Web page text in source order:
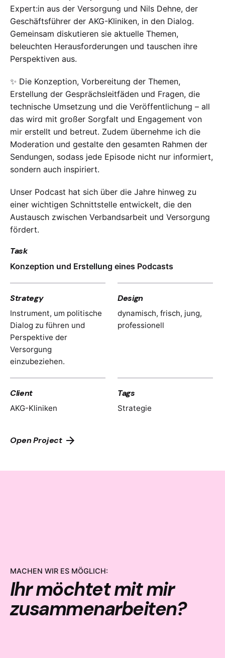
Expert:in aus der Versorgung und Nils Dehne, der
Geschäftsführer der AKG-Kliniken, in den Dialog.
Gemeinsam diskutieren sie aktuelle Themen,
beleuchten Herausforderungen und tauschen ihre
Perspektiven aus.
✨ Die Konzeption, Vorbereitung der Themen,
Erstellung der Gesprächsleitfäden und Fragen, die
technische Umsetzung und die Veröffentlichung – all
das wird mit großer Sorgfalt und Engagement von
mir erstellt und betreut. Zudem übernehme ich die
Moderation und gestalte den gesamten Rahmen der
Sendungen, sodass jede Episode nicht nur informiert,
sondern auch inspiriert.
Unser Podcast hat sich über die Jahre hinweg zu
einer wichtigen Schnittstelle entwickelt, die den
Austausch zwischen Verbandsarbeit und Versorgung
fördert.
Task
Konzeption und Erstellung eines Podcasts
Strategy
Instrument, um politische
Dialog zu führen und
Perspektive der
Versorgung
einzubeziehen.
Design
dynamisch, frisch, jung,
professionell
Client
AKG-Kliniken
Tags
Strategie
Open Project
MACHEN WIR ES MÖGLICH:
Ihr möchtet mit mir
zusammenarbeiten?